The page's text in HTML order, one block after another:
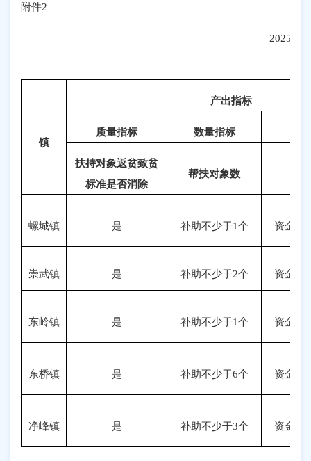
附件2
2025年
镇
产出指标
质量指标 数量指标
扶持对象返贫致贫
标准是否消除
帮扶对象数
螺城镇 是 补助不少于1个 资金
崇武镇 是 补助不少于2个 资金
东岭镇 是 补助不少于1个 资金
东桥镇 是 补助不少于6个 资金
净峰镇 是 补助不少于3个 资金